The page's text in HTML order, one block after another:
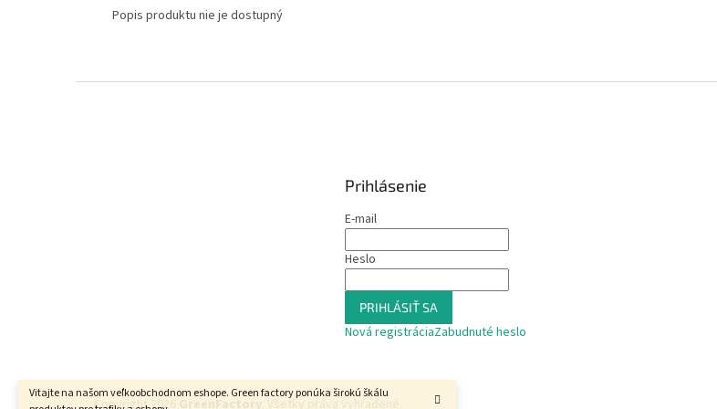
Vitajte na našom veľkoobchodnom eshope. Green factory ponúka širokú škálu
Popis produktu nie je dostupný
Prihlásenie
E-mail
Heslo
PRIHLÁSIŤ SA
Nová registráciaZabudnuté heslo
Copyright 2026